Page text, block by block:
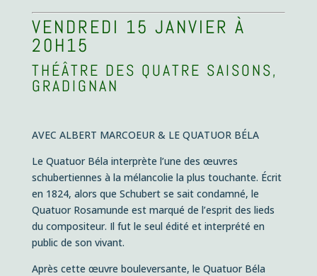
VENDREDI 15 JANVIER À
20H15
THÉÂTRE DES QUATRE SAISONS,
GRADIGNAN
AVEC ALBERT MARCOEUR & LE QUATUOR BÉLA
Le Quatuor Béla interprète l’une des œuvres
schubertiennes à la mélancolie la plus touchante. Écrit
en 1824, alors que Schubert se sait condamné, le
Quatuor Rosamunde est marqué de l’esprit des lieds
du compositeur. Il fut le seul édité et interprété en
public de son vivant.
Après cette œuvre bouleversante, le Quatuor Béla